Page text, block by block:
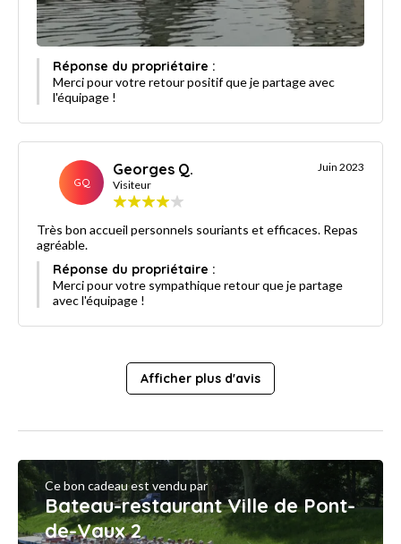
Réponse du propriétaire :
Merci pour votre retour positif que je partage avec
l'équipage !
GQ
Georges Q.
Visiteur
Juin 2023
Très bon accueil personnels souriants et efficaces. Repas
agréable.
Réponse du propriétaire :
Merci pour votre sympathique retour que je partage
avec l'équipage !
Afficher plus d'avis
Ce bon cadeau est vendu par
Bateau-restaurant Ville de Pont-
de-Vaux 2